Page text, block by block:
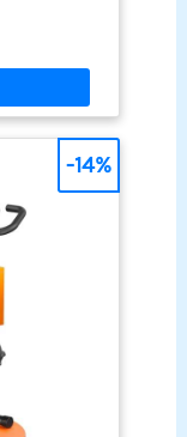
vous
fitness
et
dispose
aux
assure une
à son
et idéal
interactif] :
du Vélos de
L’affichage
importants
et les
téléphone,
fitness
-14%